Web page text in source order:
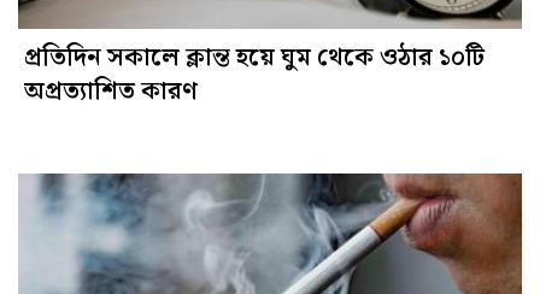
প্রতিদিন সকালে ক্লান্ত হয়ে ঘুম থেকে ওঠার ১০টি
অপ্রত্যাশিত কারণ